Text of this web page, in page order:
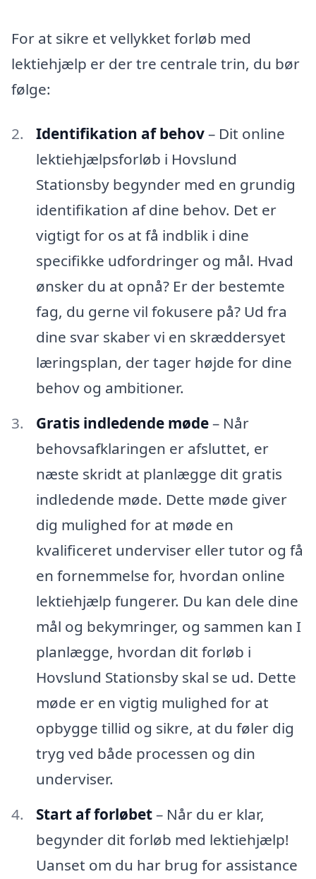
For at sikre et vellykket forløb med
lektiehjælp er der tre centrale trin, du bør
følge:
Identifikation af behov– Dit online
lektiehjælpsforløb i Hovslund
Stationsby begynder med en grundig
identifikation af dine behov. Det er
vigtigt for os at få indblik i dine
specifikke udfordringer og mål. Hvad
ønsker du at opnå? Er der bestemte
fag, du gerne vil fokusere på? Ud fra
dine svar skaber vi en skræddersyet
læringsplan, der tager højde for dine
behov og ambitioner.
Gratis indledende møde– Når
behovsafklaringen er afsluttet, er
næste skridt at planlægge dit gratis
indledende møde. Dette møde giver
dig mulighed for at møde en
kvalificeret underviser eller tutor og få
en fornemmelse for, hvordan online
lektiehjælp fungerer. Du kan dele dine
mål og bekymringer, og sammen kan I
planlægge, hvordan dit forløb i
Hovslund Stationsby skal se ud. Dette
møde er en vigtig mulighed for at
opbygge tillid og sikre, at du føler dig
tryg ved både processen og din
underviser.
Start af forløbet– Når du er klar,
begynder dit forløb med lektiehjælp!
Uanset om du har brug for assistance